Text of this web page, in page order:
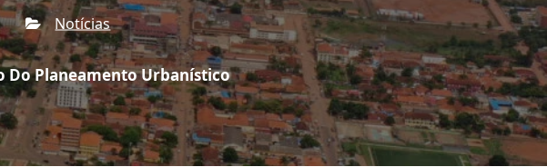
Notícias
Do Planeamento Urbanístico